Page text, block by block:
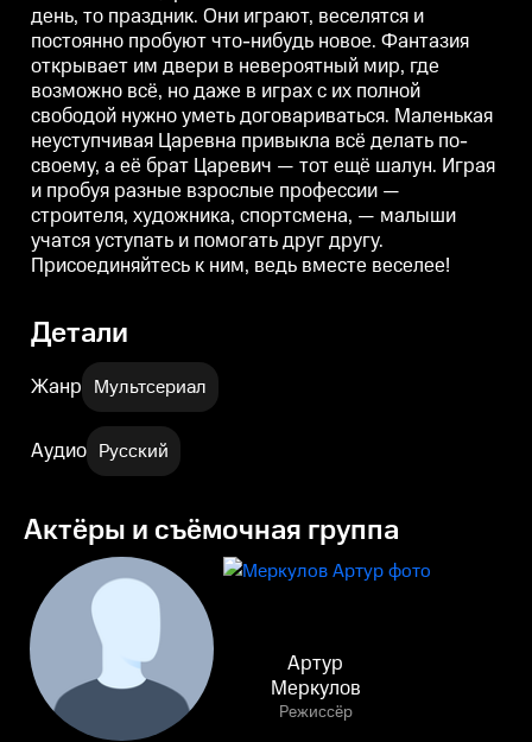
а её брат Царевич — тот ещё
шалун. Играя и пробуя разные
взрослые профессии —
строителя, художника,
спортсмена, — малыши учатся
уступать и помогать друг другу.
Присоединяйтесь к ним, ведь
вместе веселее!
а её брат Царевич — тот ещё
шалун. Играя и пробуя разные
взрослые профессии —
строителя, художника,
спортсмена, — малыши учатся
уступать и помогать друг другу.
Присоединяйтесь к ним, ведь
вместе веселее!
день, то праздник. Они играют, веселятся и
постоянно пробуют что-нибудь новое. Фантазия
открывает им двери в невероятный мир, где
возможно всё, но даже в играх с их полной
свободой нужно уметь договариваться. Маленькая
неуступчивая Царевна привыкла всё делать по-
своему, а её брат Царевич — тот ещё шалун. Играя
и пробуя разные взрослые профессии —
строителя, художника, спортсмена, — малыши
учатся уступать и помогать друг другу.
Присоединяйтесь к ним, ведь вместе веселее!
Детали
Жанр Мультсериал
Аудио Русский
Актёры и съёмочная группа
Артур
Меркулов
Режиссёр